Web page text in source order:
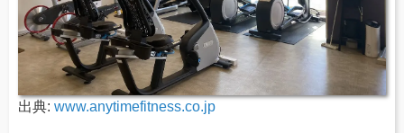
出典: www.anytimefitness.co.jp